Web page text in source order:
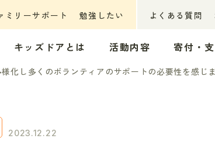
ミリーサポート 勉強したい よくある質問
キッズドアとは 活動内容 寄付・
化し多くのボランティアのサポートの必要性を感じ
2023.12.22